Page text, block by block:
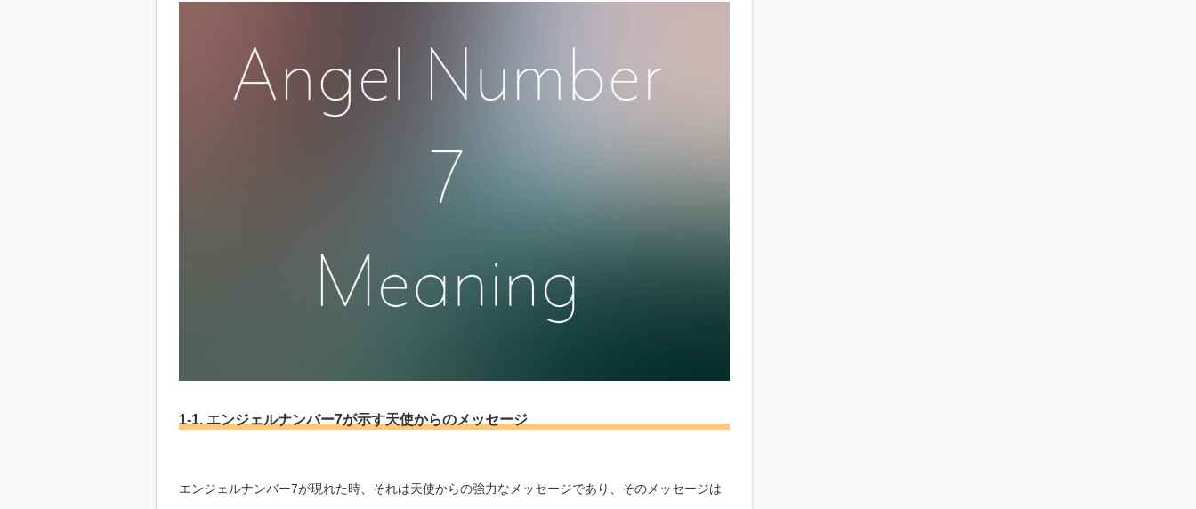
1-1. エンジェルナンバー7が示す天使からのメッセージ
エンジェルナンバー7が現れた時、それは天使からの強力なメッセージであり、そのメッセージは